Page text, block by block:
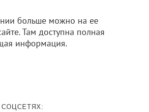
больше можно на ее
Там доступна полная
информация.